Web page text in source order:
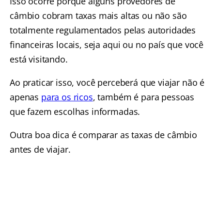
câmbio cobram taxas mais altas ou não são
totalmente regulamentados pelas autoridades
financeiras locais, seja aqui ou no país que você
está visitando.
Ao praticar isso, você perceberá que viajar não é
apenas para os ricos, também é para pessoas
que fazem escolhas informadas.
Outra boa dica é comparar as taxas de câmbio
antes de viajar.